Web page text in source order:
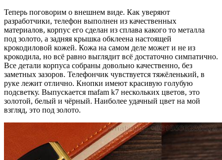
Теперь поговорим о внешнем виде. Как уверяют
разработчики, телефон выполнен из качественных
материалов, корпус его сделан из сплава какого то металла
под золото, а задняя крышка обклеена настоящей
крокодиловой кожей. Кожа на самом деле может и не из
крокодила, но всё равно выглядит всё достаточно симпатично.
Все детали корпуса собраны довольно качественно, без
заметных зазоров. Телефончик чувствуется тяжёленький, в
руке лежит отлично. Кнопки имеют красивую голубую
подсветку. Выпускается mafam k7 нескольких цветов, это
золотой, белый и чёрный. Наиболее удачный цвет на мой
взгляд, это под золото.